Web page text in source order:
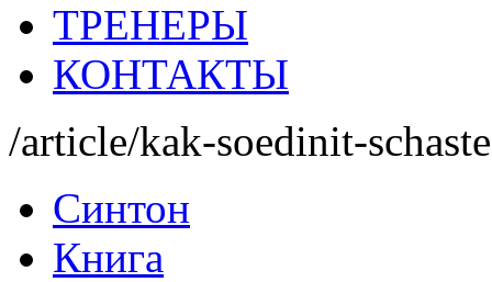
ТРЕНЕРЫ
КОНТАКТЫ
/article/kak-soedinit-
Синтон
Книга